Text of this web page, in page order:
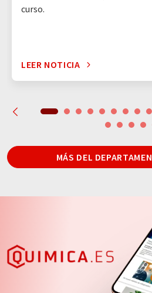
curso.
LEER NOTICIA
MÁS DEL